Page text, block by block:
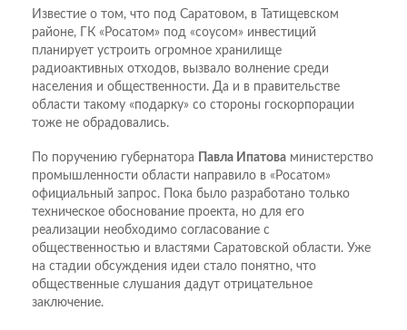
Известие о том, что под Саратовом, в Татищевском
районе, ГК «Росатом» под «соусом» инвестиций
планирует устроить огромное хранилище
радиоактивных отходов, вызвало волнение среди
населения и общественности. Да и в правительстве
области такому «подарку» со стороны госкорпорации
тоже не обрадовались.
По поручению губернатора Павла Ипатова министерство
промышленности области направило в «Росатом»
официальный запрос. Пока было разработано только
техническое обоснование проекта, но для его
реализации необходимо согласование с
общественностью и властями Саратовской области. Уже
на стадии обсуждения идеи стало понятно, что
общественные слушания дадут отрицательное
заключение.